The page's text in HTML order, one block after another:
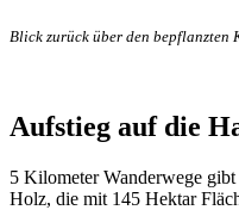
Blick zurück über den
Aufstieg auf die
5 Kilometer Wanderwege gibt
Holz, die mit 145 Hektar